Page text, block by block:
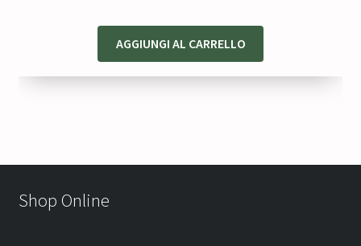
AGGIUNGI AL CARRELLO
Shop Online